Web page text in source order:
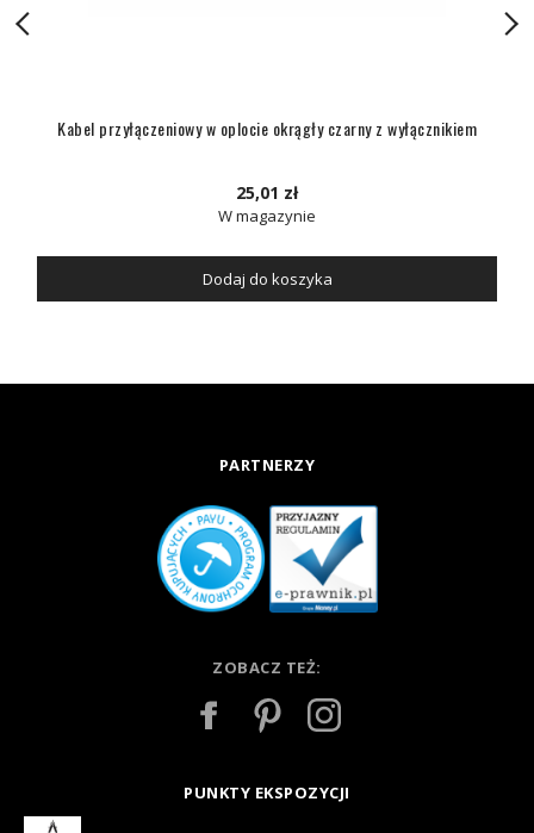
Kabel przyłączeniowy w oplocie okrągły czarny z wyłącznikiem
25,01 zł
W magazynie
Dodaj do koszyka
PARTNERZY
ZOBACZ TEŻ:
PUNKTY EKSPOZYCJI